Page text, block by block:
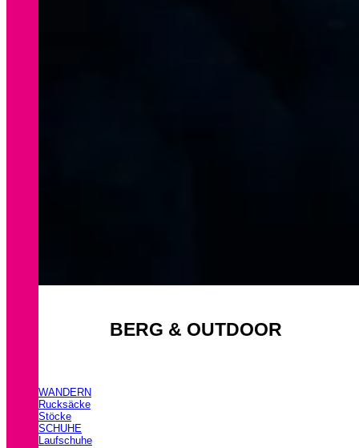
BERG & OUTDOOR
WANDERN
Rucksäcke
Stöcke
SCHUHE
Laufschuhe